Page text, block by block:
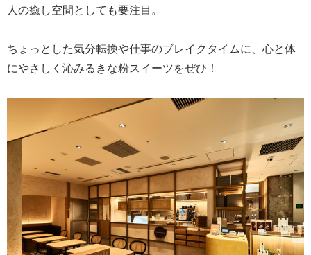
人の癒し空間としても要注目。
ちょっとした気分転換や仕事のブレイクタイムに、心と体
にやさしく沁みるきな粉スイーツをぜひ！